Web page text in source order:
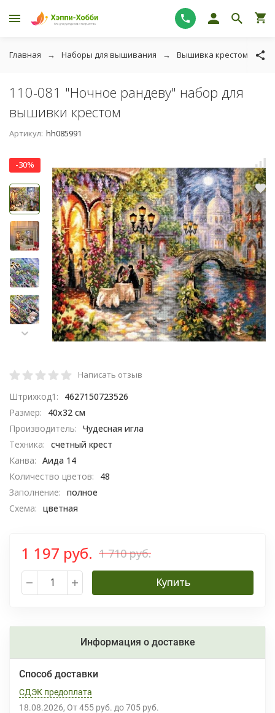
Главная Наборы для вышивания Вышивка крестом
110-081 "Ночное рандеву" набор для
вышивки крестом
Артикул: hh085991
-30%
Написать отзыв
Штрихкод1:
4627150723526
Размер:
40х32 см
Производитель: Чудесная игла
Техника: счетный крест
Канва: Аида 14
Количество цветов:
48
Заполнение: полное
Схема: цветная
1 197 руб. 1 710 руб.
Купить
Информация о доставке
Способ доставки
СДЭК предоплата
18.08.2026 От 455 руб. до 705 руб.